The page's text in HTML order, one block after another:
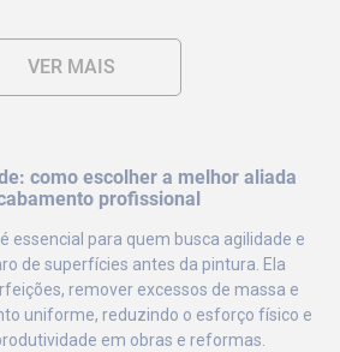
como escolher a melhor aliada
profissional
essencial para quem busca agilidade e
de superfícies antes da pintura. Ela
remover excessos de massa e
uniforme, reduzindo o esforço físico e
em obras e reformas.